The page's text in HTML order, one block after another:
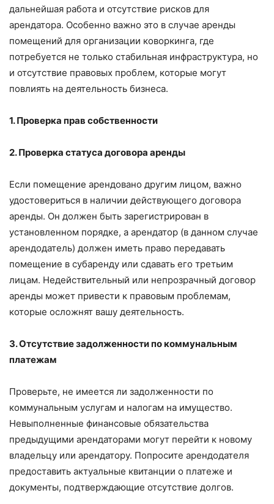
дальнейшая работа и отсутствие рисков для
арендатора. Особенно важно это в случае аренды
помещений для организации коворкинга, где
потребуется не только стабильная инфраструктура, но
и отсутствие правовых проблем, которые могут
повлиять на деятельность бизнеса.
1. Проверка прав собственности
2. Проверка статуса договора аренды
Если помещение арендовано другим лицом, важно
удостовериться в наличии действующего договора
аренды. Он должен быть зарегистрирован в
установленном порядке, а арендатор (в данном случае
арендодатель) должен иметь право передавать
помещение в субаренду или сдавать его третьим
лицам. Недействительный или непрозрачный договор
аренды может привести к правовым проблемам,
которые осложнят вашу деятельность.
3. Отсутствие задолженности по коммунальным
платежам
Проверьте, не имеется ли задолженности по
коммунальным услугам и налогам на имущество.
Невыполненные финансовые обязательства
предыдущими арендаторами могут перейти к новому
владельцу или арендатору. Попросите арендодателя
предоставить актуальные квитанции о платеже и
документы, подтверждающие отсутствие долгов.